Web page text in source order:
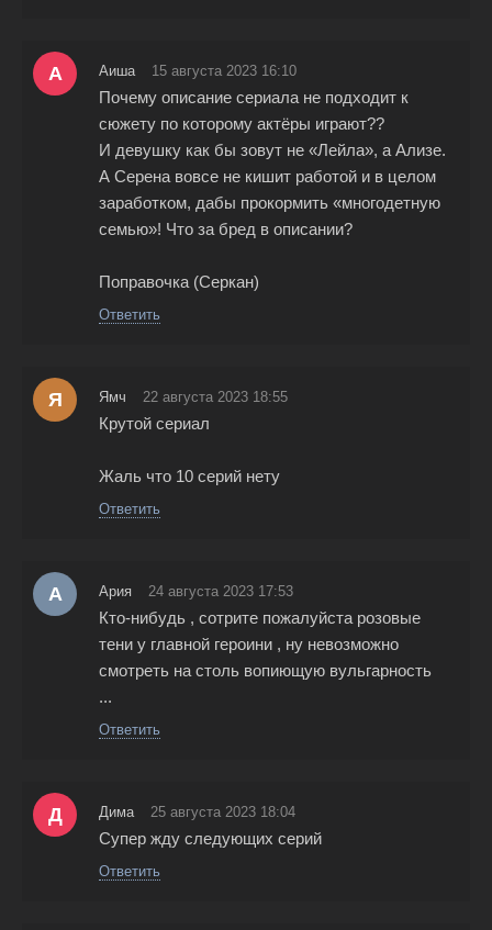
А Аиша 15 августа 2023 16:10
Почему описание сериала не подходит к
сюжету по которому актёры играют??
И девушку как бы зовут не «Лейла», а Ализе.
А Серена вовсе не кишит работой и в целом
заработком, дабы прокормить «многодетную
семью»! Что за бред в описании?
Поправочка (Серкан)
Ответить
Я Ямч 22 августа 2023 18:55
Крутой сериал
Жаль что 10 серий нету
Ответить
А Ария 24 августа 2023 17:53
Кто-нибудь , сотрите пожалуйста розовые
тени у главной героини , ну невозможно
смотреть на столь вопиющую вульгарность
...
Ответить
Д Дима 25 августа 2023 18:04
Супер жду следующих серий
Ответить